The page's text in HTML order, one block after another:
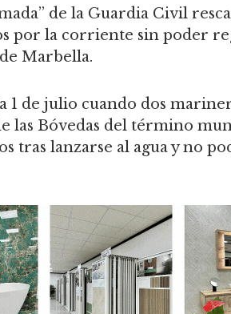
de la Guardia Civil
por la corriente sin poder
Marbella.
1 de julio cuando dos
las Bóvedas del término
tras lanzarse al agua y no